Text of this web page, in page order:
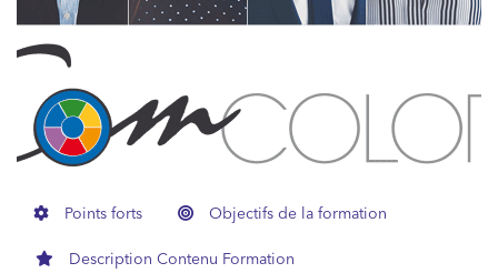
Points forts Objectifs de la formation
Description Contenu Formation